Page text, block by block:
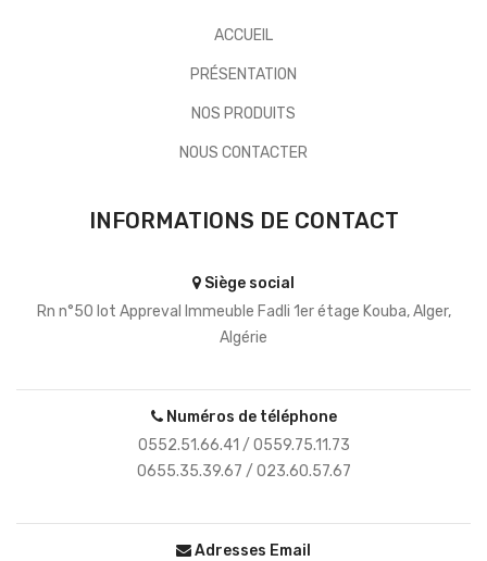
ACCUEIL
PRÉSENTATION
NOS PRODUITS
NOUS CONTACTER
INFORMATIONS DE CONTACT
Siège social
Rn n°50 lot Appreval Immeuble Fadli 1er étage Kouba, Alger,
Algérie
Numéros de téléphone
0552.51.66.41 / 0559.75.11.73
0655.35.39.67 / 023.60.57.67
Adresses Email